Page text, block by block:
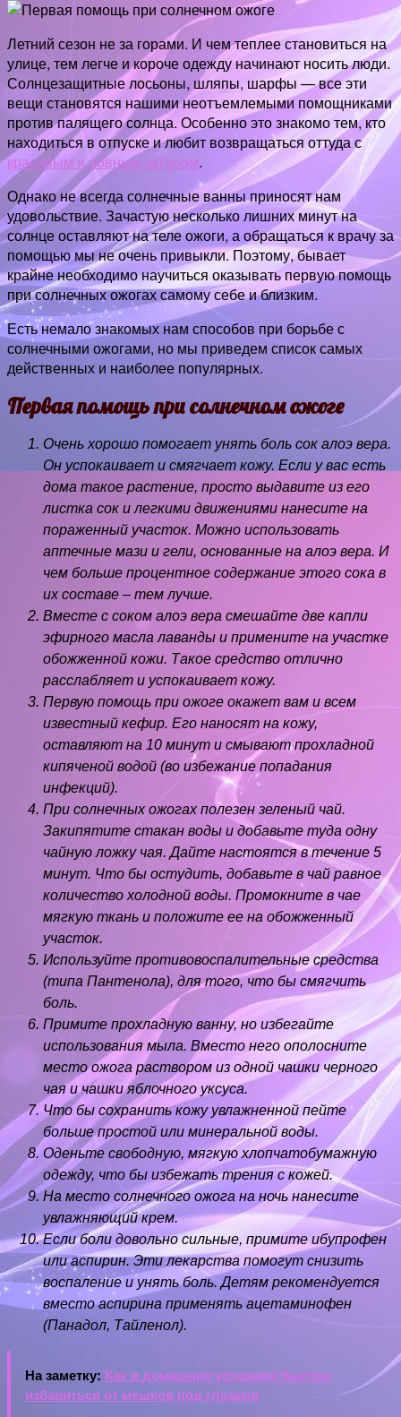
Летний сезон не за горами. И чем теплее становиться на
улице, тем легче и короче одежду начинают носить люди.
Солнцезащитные лосьоны, шляпы, шарфы — все эти
вещи становятся нашими неотъемлемыми помощниками
против палящего солнца. Особенно это знакомо тем, кто
находиться в отпуске и любит возвращаться оттуда с
красивым и ровным загаром.
Однако не всегда солнечные ванны приносят нам
удовольствие. Зачастую несколько лишних минут на
солнце оставляют на теле ожоги, а обращаться к врачу за
помощью мы не очень привыкли. Поэтому, бывает
крайне необходимо научиться оказывать первую помощь
при солнечных ожогах самому себе и близким.
Есть немало знакомых нам способов при борьбе с
солнечными ожогами, но мы приведем список самых
действенных и наиболее популярных.
Первая помощь при солнечном ожоге
Очень хорошо помогает унять боль сок алоэ вера.
Он успокаивает и смягчает кожу. Если у вас есть
дома такое растение, просто выдавите из его
листка сок и легкими движениями нанесите на
пораженный участок. Можно использовать
аптечные мази и гели, основанные на алоэ вера. И
чем больше процентное содержание этого сока в
их составе – тем лучше.
Вместе с соком алоэ вера смешайте две капли
эфирного масла лаванды и примените на участке
обожженной кожи. Такое средство отлично
расслабляет и успокаивает кожу.
Первую помощь при ожоге окажет вам и всем
известный кефир. Его наносят на кожу,
оставляют на 10 минут и смывают прохладной
кипяченой водой (во избежание попадания
инфекций).
При солнечных ожогах полезен зеленый чай.
Закипятите стакан воды и добавьте туда одну
чайную ложку чая. Дайте настоятся в течение 5
минут. Что бы остудить, добавьте в чай равное
количество холодной воды. Промокните в чае
мягкую ткань и положите ее на обожженный
участок.
Используйте противовоспалительные средства
(типа Пантенола), для того, что бы смягчить
боль.
Примите прохладную ванну, но избегайте
использования мыла. Вместо него ополосните
место ожога раствором из одной чашки черного
чая и чашки яблочного уксуса.
Что бы сохранить кожу увлажненной пейте
больше простой или минеральной воды.
Оденьте свободную, мягкую хлопчатобумажную
одежду, что бы избежать трения с кожей.
На место солнечного ожога на ночь нанесите
увлажняющий крем.
Если боли довольно сильные, примите ибупрофен
или аспирин. Эти лекарства помогут снизить
воспаление и унять боль. Детям рекомендуется
вместо аспирина применять ацетаминофен
(Панадол, Тайленол).
На заметку: Как в домашних условиях быстро
избавиться от мешков под глазами